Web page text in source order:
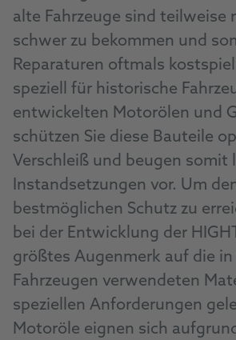
alte Fahrzeuge sind teilweise
schwer zu bekommen und
Reparaturen oftmals
speziell für historische
entwickelten Motorölen und
schützen Sie diese Bauteile
Verschleiß und beugen somit
Instandsetzungen vor. Um
bestmöglichen Schutz zu
bei der Entwicklung der
größtes Augenmerk auf die
Fahrzeugen verwendeten
speziellen Anforderungen
Motoröle eignen sich